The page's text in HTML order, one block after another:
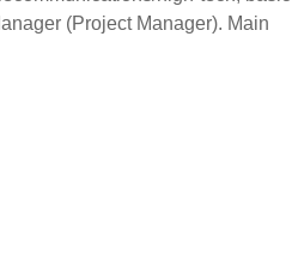
(Project Manager). Main